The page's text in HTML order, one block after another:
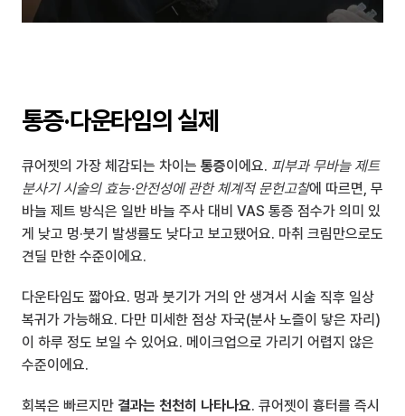
통증·다운타임의 실제
큐어젯의 가장 체감되는 차이는 통증이에요. 피부과 무바늘 제트
분사기 시술의 효능·안전성에 관한 체계적 문헌고찰에 따르면, 무
바늘 제트 방식은 일반 바늘 주사 대비 VAS 통증 점수가 의미 있
게 낮고 멍·붓기 발생률도 낮다고 보고됐어요. 마취 크림만으로도
견딜 만한 수준이에요.
다운타임도 짧아요. 멍과 붓기가 거의 안 생겨서 시술 직후 일상
복귀가 가능해요. 다만 미세한 점상 자국(분사 노즐이 닿은 자리)
이 하루 정도 보일 수 있어요. 메이크업으로 가리기 어렵지 않은
수준이에요.
회복은 빠르지만 결과는 천천히 나타나요. 큐어젯이 흉터를 즉시